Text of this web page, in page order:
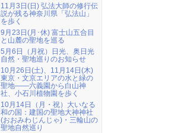
11月3日(日) 弘法大師の修行伝
説が残る神奈川県「弘法山」
を歩く
9月23日(月･休) 富士山五合目
と山麓の聖地を巡る
5月6日（月祝）日光、奥日光
自然・聖地巡りのお知らせ
10月26日(土)、11月14日(木)
東京・文京エリアの水と緑の
聖地――六義園から白山神
社、小石川植物園を歩く
10月14日（月・祝）大いなる
和の国：建国の聖地大神神社
(おおみわじんじゃ)・三輪山の
聖地自然巡り